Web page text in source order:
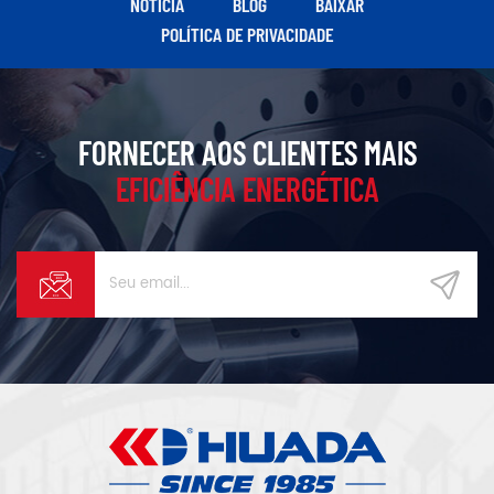
POLÍTICA DE PRIVACIDADE
FORNECER AOS CLIENTES MAIS
EFICIÊNCIA ENERGÉTICA